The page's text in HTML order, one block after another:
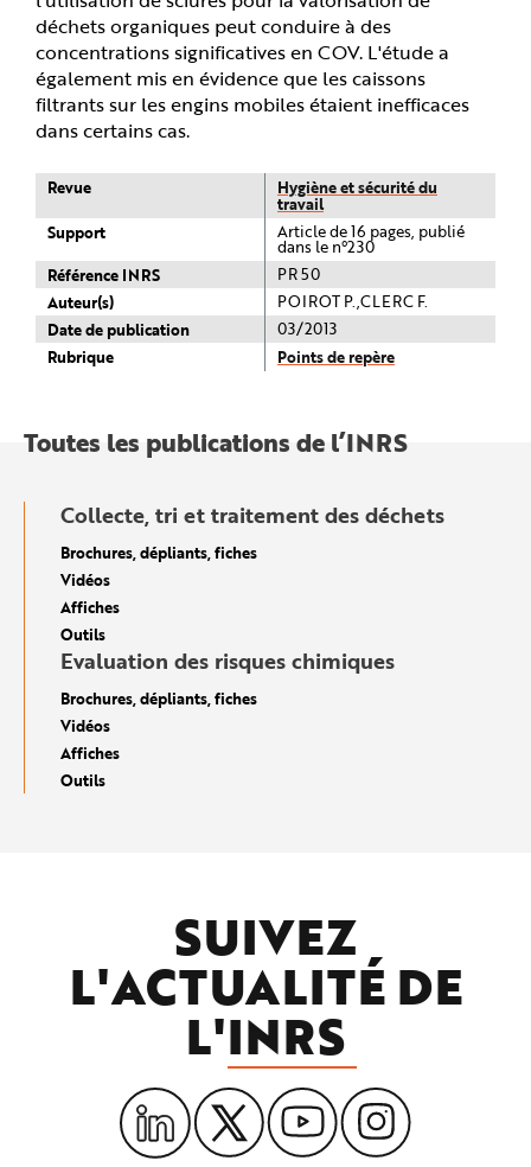
déchets organiques peut conduire à des
concentrations significatives en COV. L'étude a
également mis en évidence que les caissons
filtrants sur les engins mobiles étaient inefficaces
dans certains cas.
Revue Hygiène et sécurité du
travail
Support
Article de 16 pages, publié
dans le n°230
Référence INRS PR 50
Auteur(s) POIROT P.,CLERC F.
Date de publication 03/2013
Rubrique Points de repère
Toutes les publications de l’INRS
Collecte, tri et traitement des déchets
Brochures, dépliants, fiches
Vidéos
Affiches
Outils
Evaluation des risques chimiques
Brochures, dépliants, fiches
Vidéos
Affiches
Outils
SUIVEZ
L'ACTUALITÉ DE
L'INRS